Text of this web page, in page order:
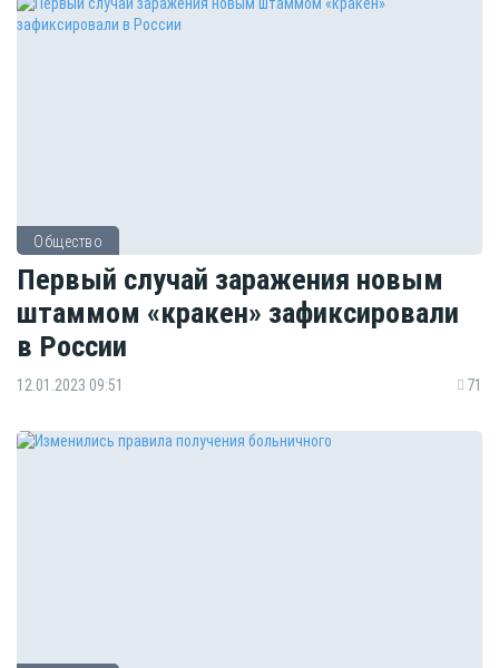
Общество
Первый случай заражения новым
штаммом «кракен» зафиксировали
в России
12.01.2023 09:51 71